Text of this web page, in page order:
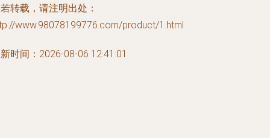
转载，请注明出处：
www.98078199776.com/product/1.html
时间：2026-08-06 12:41:01